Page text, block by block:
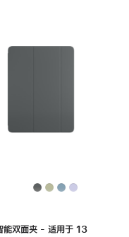
能双面夹 - 适用于 13